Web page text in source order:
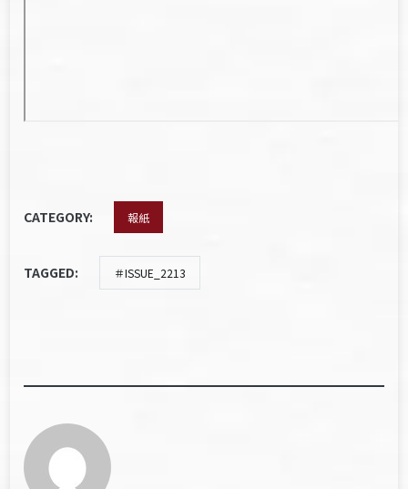
CATEGORY: 報紙
TAGGED: ＃ISSUE_2213